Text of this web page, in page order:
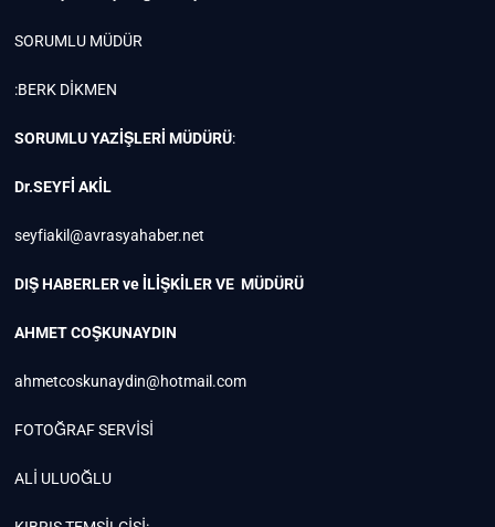
SORUMLU MÜDÜR
:BERK DİKMEN
SORUMLU YAZİŞLERİ MÜDÜRÜ:
Dr.SEYFİ AKİL
seyfiakil@avrasyahaber.net
DIŞ HABERLER ve İLİŞKİLER VE MÜDÜRÜ
AHMET COŞKUNAYDIN
ahmetcoskunaydin@hotmail.com
FOTOĞRAF SERVİSİ
ALİ ULUOĞLU